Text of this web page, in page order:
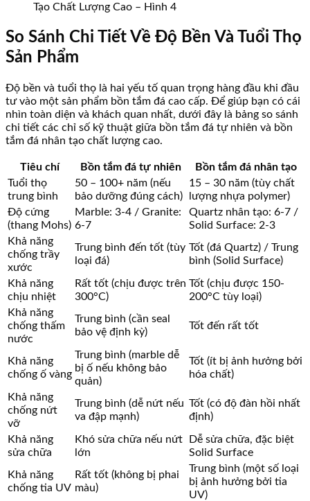
Tạo Chất Lượng Cao – Hình 4
So Sánh Chi Tiết Về Độ Bền Và Tuổi Thọ
Sản Phẩm
Độ bền và tuổi thọ là hai yếu tố quan trọng hàng đầu khi đầu
tư vào một sản phẩm bồn tắm đá cao cấp. Để giúp bạn có cái
nhìn toàn diện và khách quan nhất, dưới đây là bảng so sánh
chi tiết các chỉ số kỹ thuật giữa bồn tắm đá tự nhiên và bồn
tắm đá nhân tạo chất lượng cao.
Tiêu chí Bồn tắm đá tự nhiên
Bồn tắm đá nhân tạo
Tuổi thọ
trung bình
50 – 100+ năm (nếu
bảo dưỡng đúng cách)
15 – 30 năm (tùy chất
lượng nhựa polymer)
Độ cứng
(thang Mohs)
Marble: 3-4 / Granite:
6-7
Quartz nhân tạo: 6-7 /
Solid Surface: 2-3
Khả năng
chống trầy
xước
Trung bình đến tốt (tùy
loại đá)
Tốt (đá Quartz) / Trung
bình (Solid Surface)
Khả năng
chịu nhiệt
Rất tốt (chịu được trên
300°C)
Tốt (chịu được 150-
200°C tùy loại)
Khả năng
chống thấm
nước
Trung bình (cần seal
bảo vệ định kỳ)
Tốt đến rất tốt
Khả năng
chống ố vàng
Trung bình (marble dễ
bị ố nếu không bảo
quản)
Tốt (ít bị ảnh hưởng bởi
hóa chất)
Khả năng
chống nứt
vỡ
Trung bình (dễ nứt nếu
va đập mạnh)
Tốt (có độ đàn hồi nhất
định)
Khả năng
sửa chữa
Khó sửa chữa nếu nứt
lớn
Dễ sửa chữa, đặc biệt
Solid Surface
Khả năng
chống tia UV
Rất tốt (không bị phai
màu)
Trung bình (một số loại
bị ảnh hưởng bởi tia
UV)